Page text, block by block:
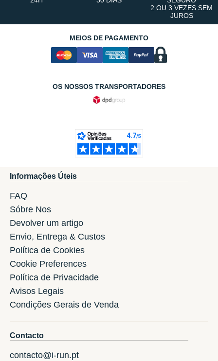
2 OU 3 VEZES SEM
JUROS
MEIOS DE PAGAMENTO
OS NOSSOS TRANSPORTADORES
Informações Úteis
FAQ
Sóbre Nos
Devolver um artigo
Envio, Entrega & Custos
Política de Cookies
Cookie Preferences
Política de Privacidade
Avisos Legais
Condições Gerais de Venda
Contacto
contacto@i-run.pt